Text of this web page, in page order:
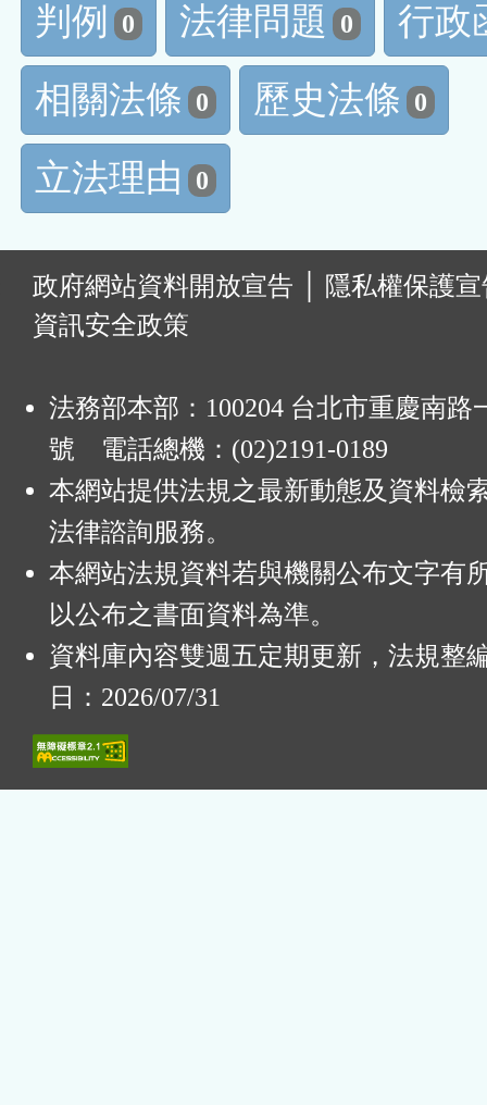
判例
0 法律問題 0
行政
相關法條 0 歷史法條 0
立法理由 0
政府網站資料開放宣告
隱私權保護
資訊安全政策
法務部本部：100204 台北市重慶南路
號 電話總機：(02)2191-0189
本網站提供法規之最新動態及資料檢
法律諮詢服務。
本網站法規資料若與機關公布文字有
以公布之書面資料為準。
資料庫內容雙週五定期更新，法規整
日：2026/07/31